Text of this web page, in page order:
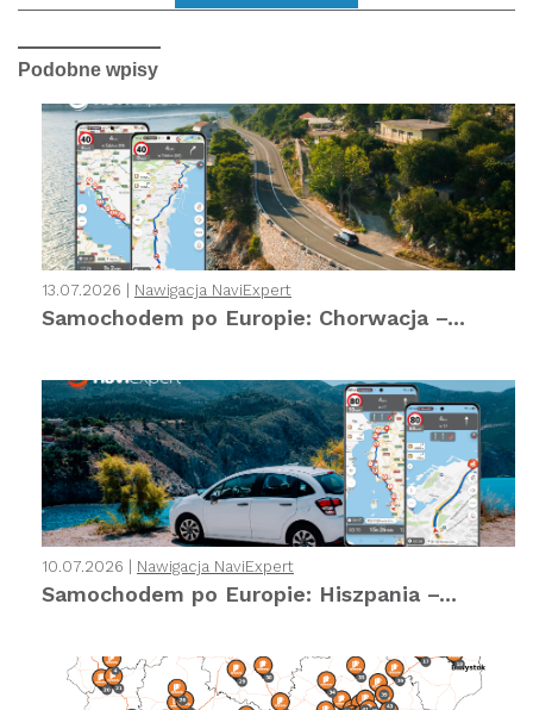
Podobne wpisy
13.07.2026 | Nawigacja NaviExpert
Samochodem po Europie: Chorwacja –...
10.07.2026 | Nawigacja NaviExpert
Samochodem po Europie: Hiszpania –...